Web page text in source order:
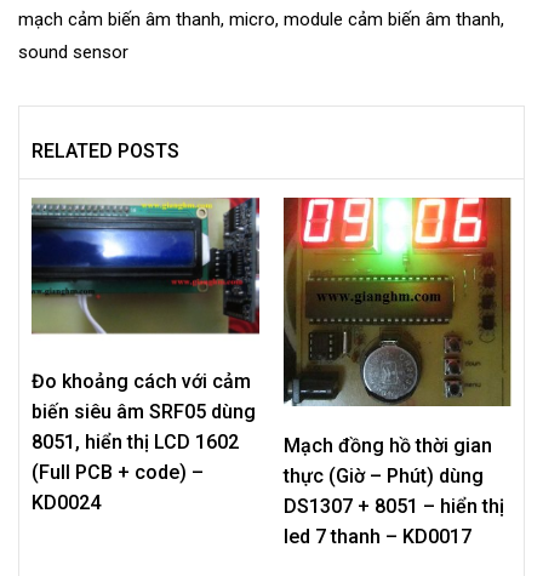
mạch cảm biến âm thanh, micro, module cảm biến âm thanh,
sound sensor
RELATED POSTS
Đo khoảng cách với cảm
biến siêu âm SRF05 dùng
8051, hiển thị LCD 1602
(Full PCB + code) –
KD0024
Mạch đồng hồ thời gian
thực (Giờ – Phút) dùng
DS1307 + 8051 – hiển thị
led 7 thanh – KD0017